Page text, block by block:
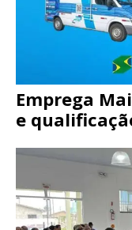
Emprega
e